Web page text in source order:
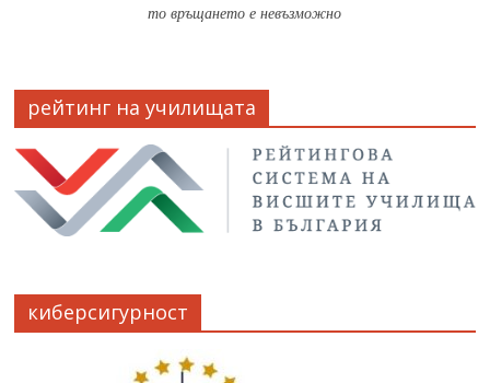
то връщането е невъзможно
рейтинг на училищата
киберсигурност